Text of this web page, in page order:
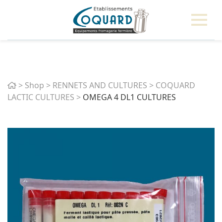
Home
> Shop > RENNETS AND CULTURES > COQUARD
LACTIC CULTURES > OMEGA 4 DL1 CULTURES